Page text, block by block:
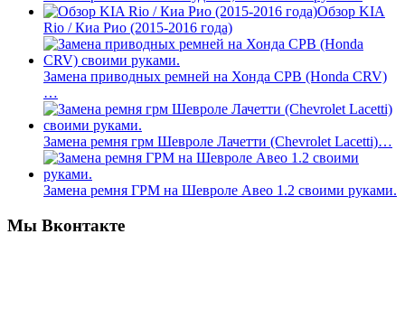
Обзор KIA
Rio / Киа Рио (2015-2016 года)
Замена приводных ремней на Хонда СРВ (Honda CRV)
…
Замена ремня грм Шевроле Лачетти (Chevrolet Lacetti)…
Замена ремня ГРМ на Шевроле Авео 1.2 своими руками.
Мы Вконтакте